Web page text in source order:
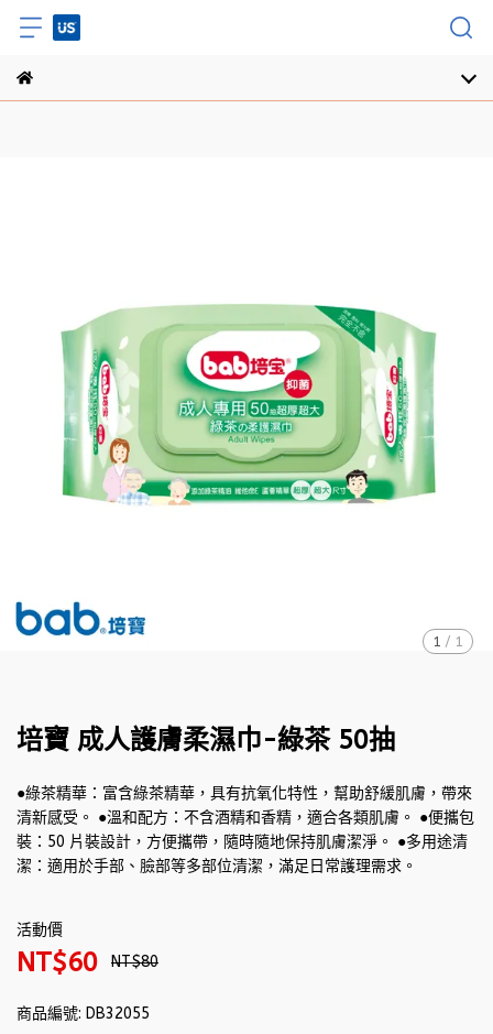
1 / 1
培寶 成人護膚柔濕巾-綠茶 50抽
●綠茶精華：富含綠茶精華，具有抗氧化特性，幫助舒緩肌膚，帶來
清新感受。 ●溫和配方：不含酒精和香精，適合各類肌膚。 ●便攜包
裝：50 片裝設計，方便攜帶，隨時隨地保持肌膚潔淨。 ●多用途清
潔：適用於手部、臉部等多部位清潔，滿足日常護理需求。
活動價
NT$60 NT$80
商品編號: DB32055